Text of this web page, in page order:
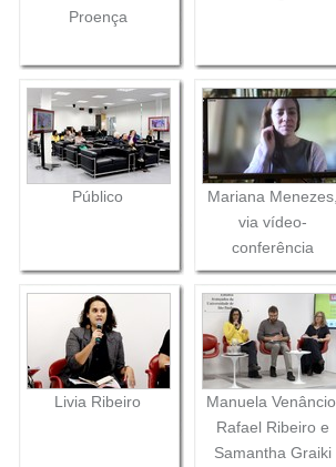
Proença
Público
Mariana Menezes,
via vídeo-
conferência
Livia Ribeiro
Manuela Venâncio,
Rafael Ribeiro e
Samantha Graiki